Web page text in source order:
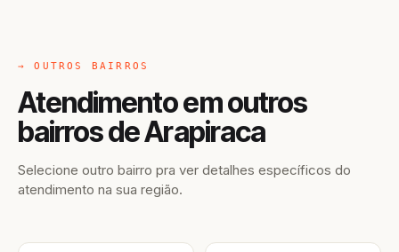
→ OUTROS BAIRROS
Atendimento em outros
bairros de Arapiraca
Selecione outro bairro pra ver detalhes específicos do
atendimento na sua região.